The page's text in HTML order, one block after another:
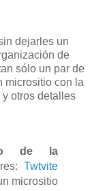
dejarles un
de
sólo un par de
micrositio con la
otros detalles
de la
Twtvite
micrositio